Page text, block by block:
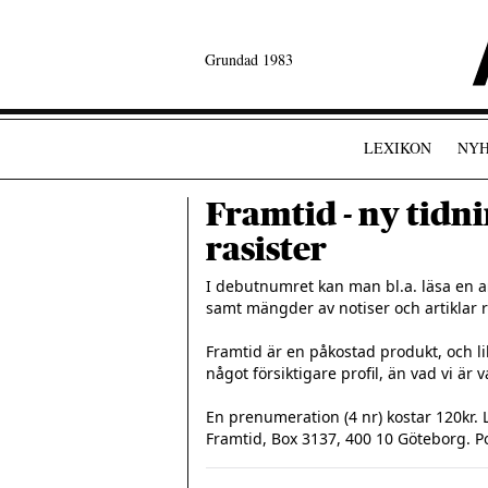
Grundad 1983
LEXIKON
Framtid - ny
rasister
I debutnumret kan man bl.a. läsa en
samt mängder av notiser och artiklar
Framtid är en påkostad produkt, och
något försiktigare profil, än vad vi är
En prenumeration (4 nr) kostar 120kr.
Framtid, Box 3137, 400 10 Göteborg.